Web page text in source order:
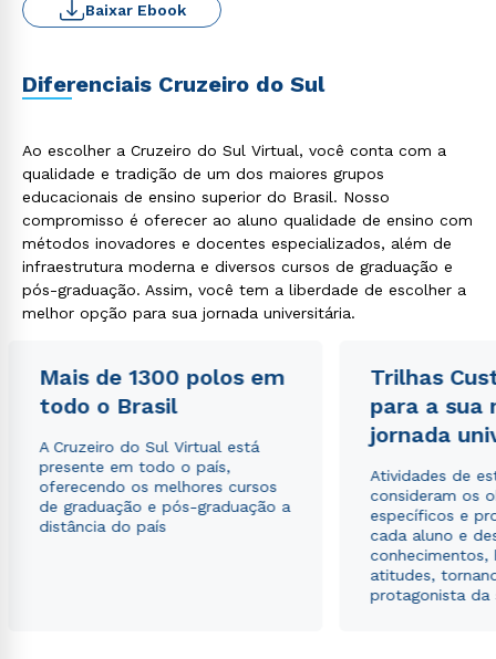
Baixar Ebook
Diferenciais Cruzeiro do Sul
Ao escolher a Cruzeiro do Sul Virtual, você conta com a
qualidade e tradição de um dos maiores grupos
educacionais de ensino superior do Brasil. Nosso
compromisso é oferecer ao aluno qualidade de ensino com
métodos inovadores e docentes especializados, além de
infraestrutura moderna e diversos cursos de graduação e
pós-graduação. Assim, você tem a liberdade de escolher a
melhor opção para sua jornada universitária.
Mais de 1300 polos em
todo o Brasil
A Cruzeiro do Sul Virtual está
presente em todo o país,
oferecendo os melhores cursos
de graduação e pós-graduação a
distância do país
Trilhas
para a sua
jornada
Atividades de
consideram os
específicos e
cada aluno e
conhecimentos,
atitudes,
protagonista da